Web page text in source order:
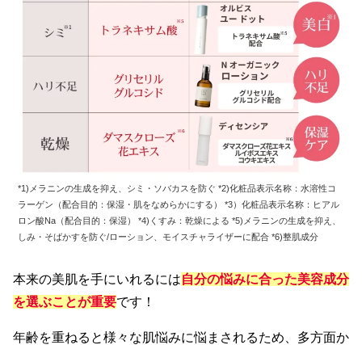
*1)メラニンの生成を抑え、シミ・ソバカスを防ぐ *2)化粧品表示名称：水溶性コ
ラーゲン（配合目的：保湿・肌をなめらかにする） *3）化粧品表示名称：ヒアル
ロン酸Na（配合目的：保湿） *4)くすみ：乾燥による *5)メラニンの生成を抑え、
しみ・そばかすを防ぐ/ローション、モイスチャライザーに配合 *6)整肌成分
本来の美肌を手にいれるには自分の悩みに合った美容成分
を選ぶことが重要です！
年齢を重ねると様々な肌悩みに悩まされるため、多方面か